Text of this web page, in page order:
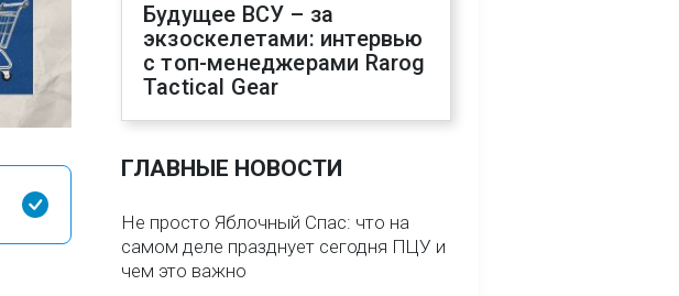
Будущее ВСУ – за
экзоскелетами: интервью
с топ-менеджерами Rarog
Tactical Gear
ГЛАВНЫЕ НОВОСТИ
Не просто Яблочный Спас: что на
самом деле празднует сегодня ПЦУ и
чем это важно